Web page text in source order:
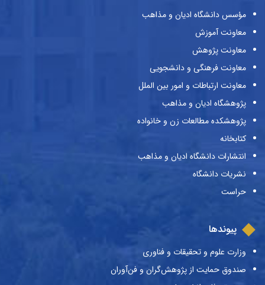
مؤسس دانشگاه ادیان و مذاهب
معاونت آموزش
معاونت پژوهش
معاونت فرهنگی و دانشجویی
معاونت ارتباطات و امور بین الملل
پژوهشگاه ادیان و مذاهب
پژوهشکده مطالعات زن و خانواده
کتابخانه
انتشارات دانشگاه ادیان و مذاهب
نشریات دانشگاه
حراست
پیوندها
وزارت علوم و تحقیقات و فناوری
صندوق حمایت از پژوهش‌گران و فن‌آوران